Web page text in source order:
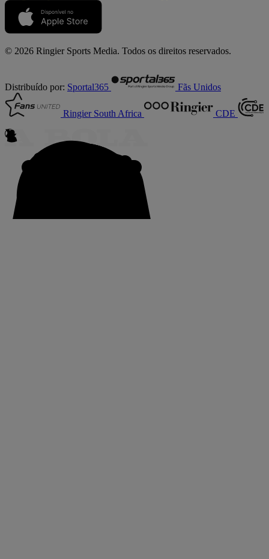
© 2026 Ringier Sports Media. Todos os direitos reservados.
Distribuído por: Sportal365 Fãs Unidos
Ringier South Africa CDE